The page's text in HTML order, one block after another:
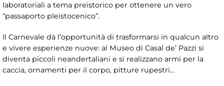
laboratoriali a tema preistorico per ottenere un vero
“passaporto pleistocenico”.
Il Carnevale dà l’opportunità di trasformarsi in qualcun altro
e vivere esperienze nuove: al Museo di Casal de’ Pazzi si
diventa piccoli neandertaliani e si realizzano armi per la
caccia, ornamenti per il corpo, pitture rupestri…